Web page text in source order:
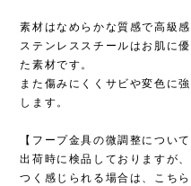
素材はなめらかな質感で高級
ステンレススチールはお肌に
た素材です。
また傷みにくくサビや変色に
します。
【フープ金具の微調整について
出荷時に検品しておりますが
つく感じられる場合は、こち